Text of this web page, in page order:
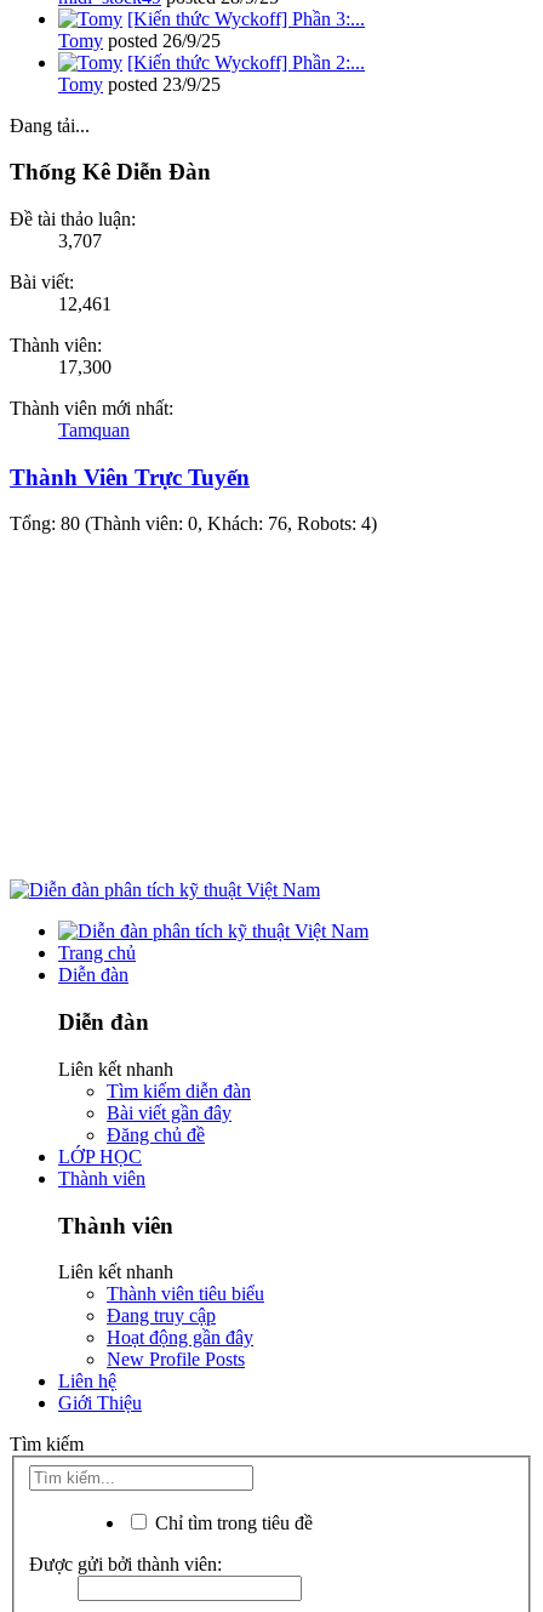
[Kiến thức Wyckoff] Phần 3:...
Tomy posted 26/9/25
[Kiến thức Wyckoff] Phần 2:...
Tomy posted 23/9/25
Đang tải...
Thống Kê Diễn Đàn
Đề tài thảo luận:
3,707
Bài viết:
12,461
Thành viên:
17,300
Thành viên mới nhất:
Tamquan
Thành Viên Trực Tuyến
Tổng: 80 (Thành viên: 0, Khách: 76, Robots: 4)
Trang chủ
Diễn đàn
Diễn đàn
Liên kết nhanh
Tìm kiếm diễn đàn
Bài viết gần đây
Đăng chủ đề
LỚP HỌC
Thành viên
Thành viên
Liên kết nhanh
Thành viên tiêu biểu
Đang truy cập
Hoạt động gần đây
New Profile Posts
Liên hệ
Giới Thiệu
Tìm kiếm
Chỉ tìm trong tiêu đề
Được gửi bởi thành viên: